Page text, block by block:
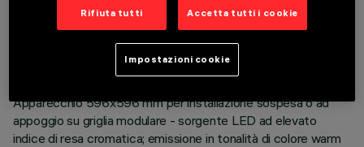
DATI TECNICI
ULTIMO AGGIORNAMENTO: 06/08/2026
Apparecchio 596x596 mm per installazione sospesa o ad
appoggio su griglia modulare - sorgente LED ad elevato
indice di resa cromatica; emissione in tonalità di colore warm
Rifiuta tutti Accetta tutti i cookie
Impostazioni cookie